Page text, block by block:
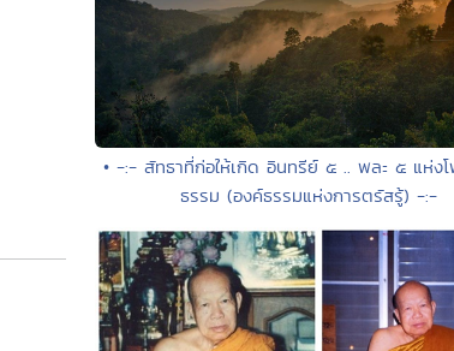
• -:- สัทธาที่ก่อให้เกิด อินทรีย์ ๕ .. พละ ๕ แห่ง
ธรรม (องค์ธรรมแห่งการตรัสรู้) -:-